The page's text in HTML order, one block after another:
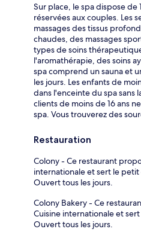
Sur place, le spa dispose de
réservées aux couples. Les
massages des tissus
chaudes, des massages
types de soins
l'aromathérapie, des soins
spa comprend un sauna et
les jours. Les enfants de
dans l'enceinte du spa sans
clients de moins de 16 ans
spa. Vous trouverez des
Restauration
Colony - Ce restaurant
internationale et sert le
Ouvert tous les jours.
Colony Bakery - Ce
Cuisine internationale et
Ouvert tous les jours.